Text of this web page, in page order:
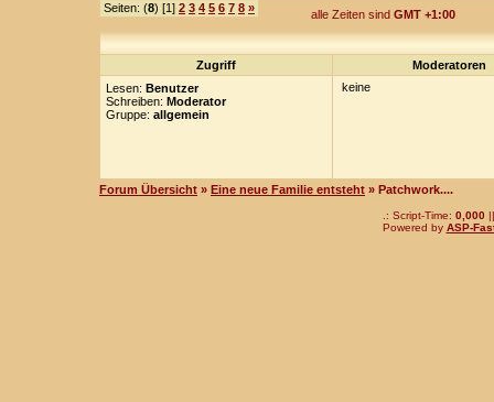
Seiten: (8) [1] 2 3 4 5 6 7 8 » alle Zeiten sind GMT +1:00
Zugriff
Moderatoren
Lesen: Benutzer
Schreiben: Moderator
Gruppe: allgemein
keine
Forum Übersicht » Eine neue Familie entsteht » Patchwork....
.: Script-Time: 0,000||
Powered by ASP-